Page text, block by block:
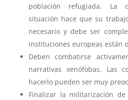
población refugiada. La
situación hace que su
necesario y debe ser
instituciones europeas están
Deben combatirse
narrativas xenófobas. Las
hacerlo pueden ser muy
Finalizar la militarización